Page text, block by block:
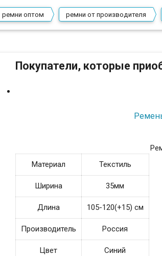
ремни оптом ремни от производителя
Покупатели, которые
Материал
Текстиль
Ширина 35мм
Длина 105-120(+15) см
Производитель Россия
Цвет Синий